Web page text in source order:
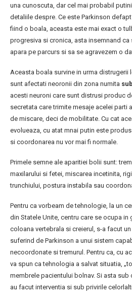
una cunoscuta, dar cel mai probabil
detaliile despre. Ce este Parkinson
fiind o boala, aceasta este mai exact o
progresiva si cronica, asta insemnand
apara pe parcurs si sa se agravezem o
Aceasta boala survine in urma distrugerii
sunt afectati neoronii din zona numita
acesti neuroni care sunt distrusi produc
secretata care trimite mesaje acelei parti
de miscare, deci de mobilitate. Cu cat
evolueaza, cu atat mnai putin este
si coordonarea nu vor mai fi normale.
Primele semne ale aparitiei bolii sunt:
maxilarului si fetei, miscarea incetinita,
trunchiului, postura instabila sau
Pentru ca vorbeam de tehnologie, la un
din Statele Unite, centru care se ocupa in
coloana vertebrala si creierul, s-a facut
suferind de Parkinson a unui sistem
necoordonate si tremurul. Pentru ca, cu
va spun ca tehnologia a salvat situatia,
membrele pacientului bolnav. Si asta
au facut interventia si sub privirile